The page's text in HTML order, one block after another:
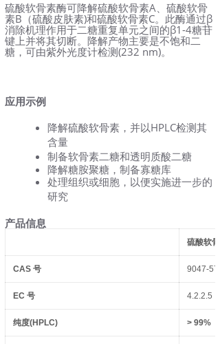
硫酸软骨素酶可降解硫酸软骨素A、硫酸软骨
素B（硫酸皮肤素)和硫酸软骨素C。此酶通过β
消除机理作用于二糖重复单元之间的β1-4糖苷
键上并将其切断。降解产物主要是不饱和二
糖，可由紫外光度计检测(232 nm)。
应用示例
降解硫酸软骨素，并以HPLC检测其
含量
制备软骨素二糖和透明质酸二糖
降解糖胺聚糖，制备寡糖库
处理组织或细胞，以便实施进一步的
研究
产品信息
硫酸软骨
CAS号 9047-57-
EC号 4.2.2.5
纯度(HPLC) > 99%